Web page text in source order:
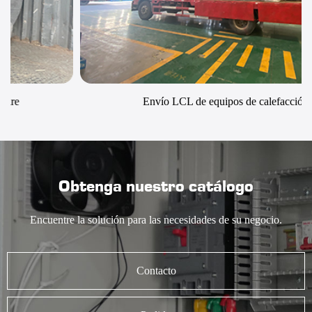
Envío LCL de equipos de calefacción
Obtenga nuestro catálogo
Encuentre la solución para las necesidades de su negocio.
Contacto